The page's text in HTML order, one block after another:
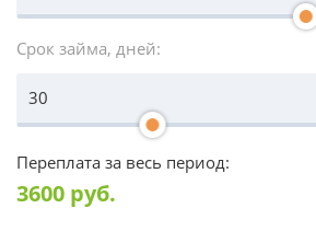
Срок займа, дней:
Переплата за весь период:
3600 руб.